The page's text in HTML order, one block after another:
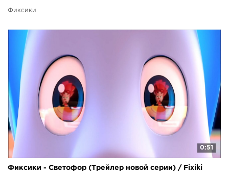
Фиксики
0:51
Фиксики - Светофор (Трейлер новой серии) / Fixiki